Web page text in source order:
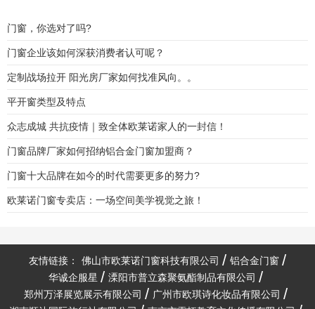
门窗，你选对了吗?
门窗企业该如何深获消费者认可呢？
定制战场拉开 阳光房厂家如何找准风向。。
平开窗类型及特点
众志成城 共抗疫情｜致全体欧莱诺家人的一封信！
门窗品牌厂家如何招纳铝合金门窗加盟商？
门窗十大品牌在如今的时代需要更多的努力?
欧莱诺门窗专卖店：一场空间美学视觉之旅！
友情链接： 佛山市欧莱诺门窗科技有限公司
铝合金门窗
华诚企服星
溧阳市普立森聚氨酯制品有限公司
郑州万泽展览展示有限公司
广州市欧琪诗化妆品有限公司